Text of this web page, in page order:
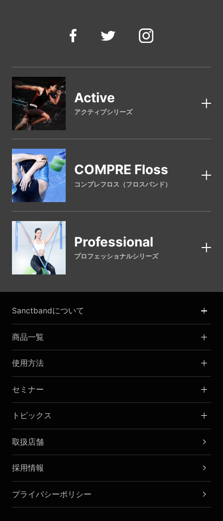
Active
アクティブシリーズ
COMPRE Floss
コンプレフロス（フロスバンド）
Professional
プロフェッショナルシリーズ
Sanctbandについて
商品一覧
使用方法
セミナー
トピックス
取扱店舗
採用情報
プライバシーポリシー